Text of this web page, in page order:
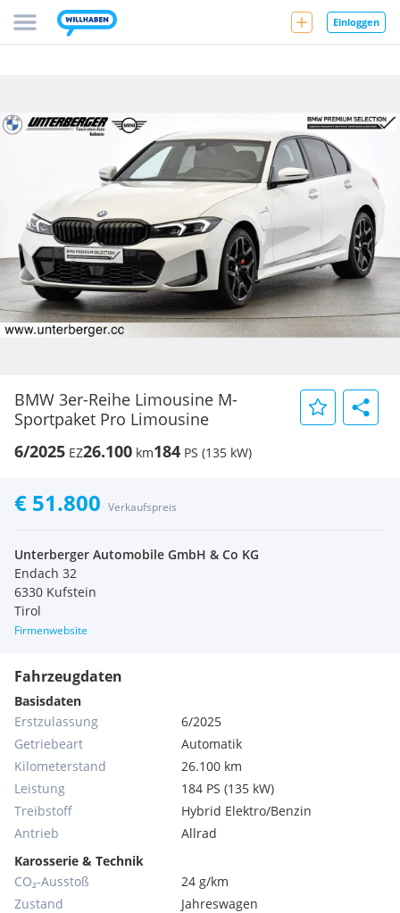
Einloggen
BMW 3er-Reihe Limousine M-
Sportpaket Pro Limousine
6/2025 EZ26.100 km184 PS (135 kW)
€ 51.800 Verkaufspreis
Unterberger Automobile GmbH & Co KG
Endach 32
6330 Kufstein
Tirol
Firmenwebsite
Fahrzeugdaten
Basisdaten
Erstzulassung
6/2025
Getriebeart
Automatik
Kilometerstand
26.100 km
Leistung
184 PS (135 kW)
Treibstoff
Hybrid Elektro/Benzin
Antrieb
Allrad
Karosserie & Technik
CO₂-Ausstoß
24 g/km
Zustand
Jahreswagen